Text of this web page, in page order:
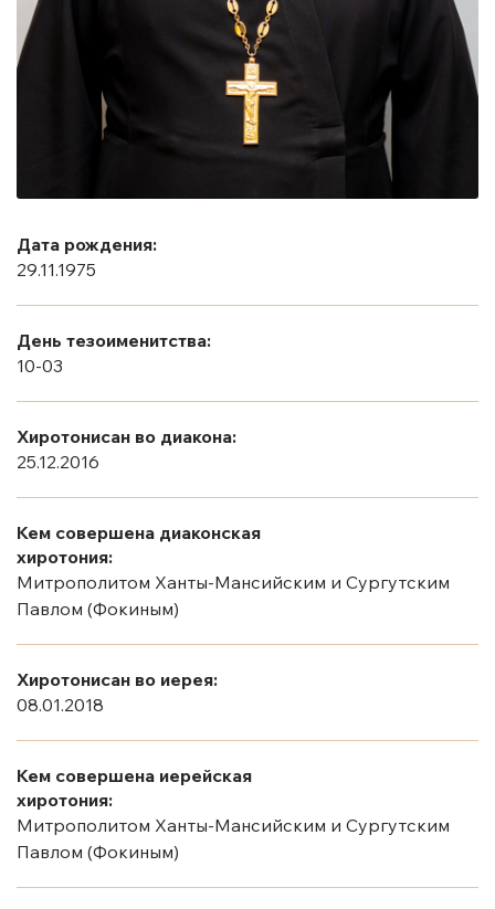
Дата рождения:
29.11.1975
День тезоименитства:
10-03
Хиротонисан во диакона:
25.12.2016
Кем совершена диаконская
хиротония:
Митрополитом Ханты-Мансийским и Сургутским
Павлом (Фокиным)
Хиротонисан во иерея:
08.01.2018
Кем совершена иерейская
хиротония:
Митрополитом Ханты-Мансийским и Сургутским
Павлом (Фокиным)